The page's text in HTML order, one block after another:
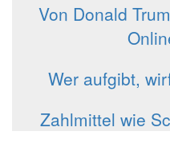
Von Donald
Wer aufgibt,
Zahlmittel wie